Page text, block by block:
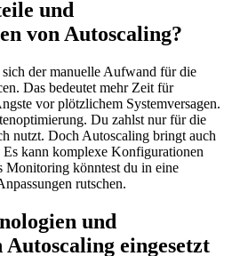
und
von Autoscaling?
sich der manuelle Aufwand für die
Das bedeutet mehr Zeit für
vor plötzlichem Systemversagen.
Du zahlst nur für die
nutzt. Doch Autoscaling bringt auch
kann komplexe Konfigurationen
Monitoring könntest du in eine
rutschen.
und
eingesetzt